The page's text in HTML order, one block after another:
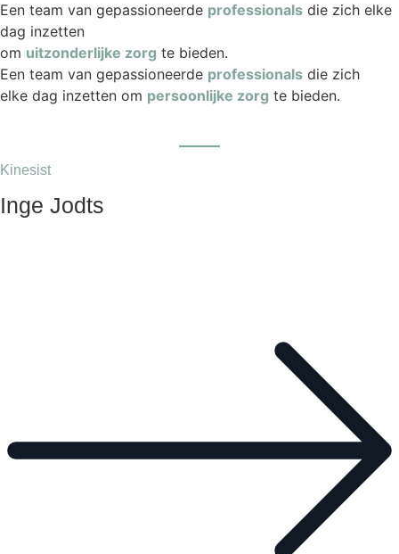
Een team van gepassioneerde professionals die zich elke
dag inzetten
om uitzonderlijke zorg te bieden.
Een team van gepassioneerde professionals die zich
elke dag inzetten om persoonlijke zorg te bieden.
Kinesist
Inge Jodts